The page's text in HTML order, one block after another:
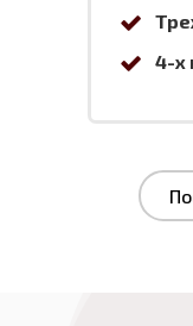
4-х